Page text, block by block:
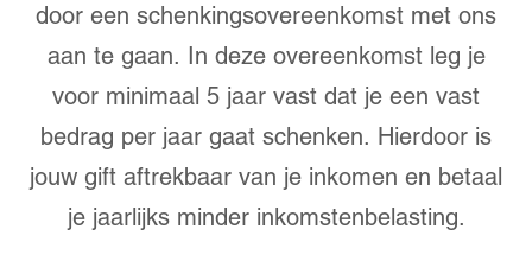
door een schenkingsovereenkomst met ons
aan te gaan. In deze overeenkomst leg je
voor minimaal 5 jaar vast dat je een vast
bedrag per jaar gaat schenken. Hierdoor is
jouw gift aftrekbaar van je inkomen en betaal
je jaarlijks minder inkomstenbelasting.